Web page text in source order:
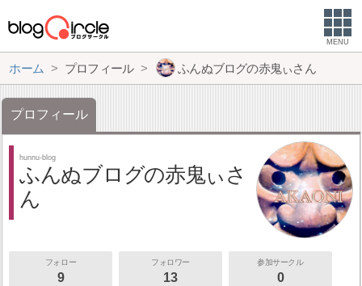
MENU
ホーム プロフィール ふんぬブログの赤鬼ぃさん
プロフィール
hunnu-blog
ふんぬブログの赤鬼ぃさ
ん
フォロー
9
フォロワー
13
参加サークル
0